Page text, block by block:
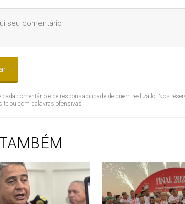
cada comentário é de responsabilidade de quem realizá-lo. Nos
ou com palavras ofensivas.